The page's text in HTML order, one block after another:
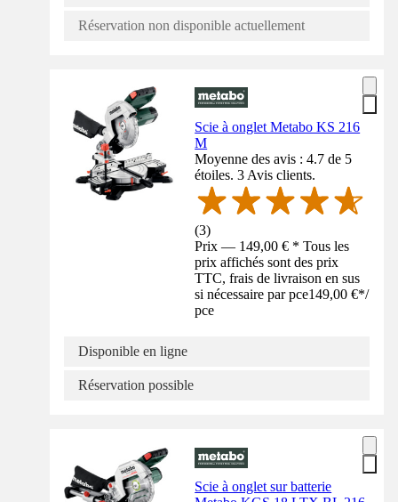
Réservation non disponible actuellement
Scie à onglet Metabo KS 216
M
Moyenne des avis : 4.7 de 5
étoiles. 3 Avis clients.
(3)
Prix — 149,00 € * Tous les
prix affichés sont des prix
TTC, frais de livraison en sus
si nécessaire par pce149,00 €*/
pce
Disponible en ligne
Réservation possible
Scie à onglet sur batterie